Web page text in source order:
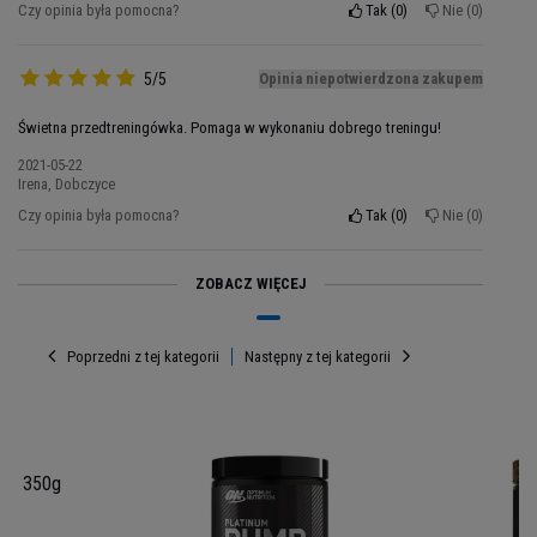
podczas treningu.
Porcji w opakowaniu: 30
Opakowanie: 330g
Składniki Gold Standard Pre
Czy opinia była pomocna?
Tak 0 Nie 0
5/5 Opinia niepotwierdzona zakupem
Świetna przedtreningówka. Pomaga w wykonaniu dobrego treningu!
2021-05-22
Irena, Dobczyce
Czy opinia była pomocna?
Tak 0 Nie 0
ZOBACZ WIĘCEJ
Poprzedni z tej kategorii
- 350g
Następny z tej kategorii